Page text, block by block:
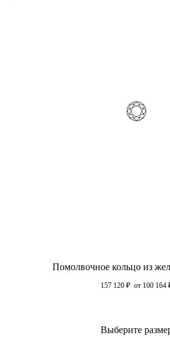
Помолвочное кольцо из
157 120 ₽ от 100 164
Выберите